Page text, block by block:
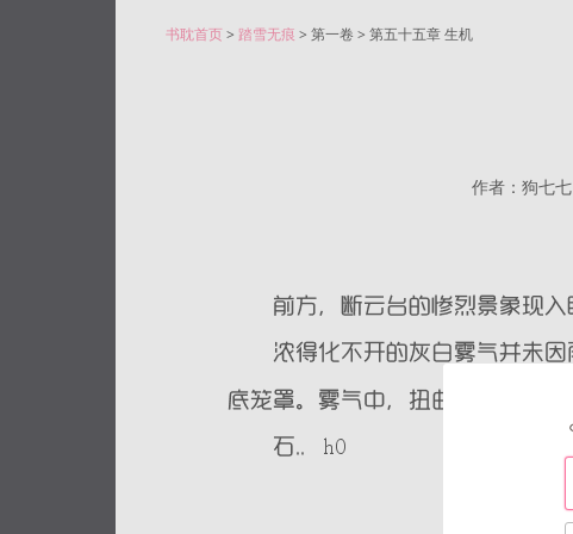
书耽首页> 踏雪无痕 > 第一卷 > 第五十五章 生机
作者：狗七七